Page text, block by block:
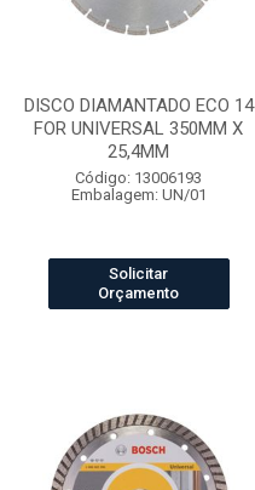
DISCO DIAMANTADO ECO 14
FOR UNIVERSAL 350MM X
25,4MM
Código: 13006193
Embalagem: UN/01
Solicitar
Orçamento